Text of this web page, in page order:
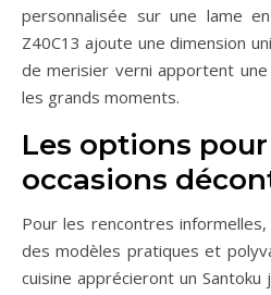
personnalisée sur une lame
Z40C13 ajoute une dimension
de merisier verni apportent
les grands moments.
Les options
occasions
Pour les rencontres
des modèles pratiques et
cuisine apprécieront un Santoku